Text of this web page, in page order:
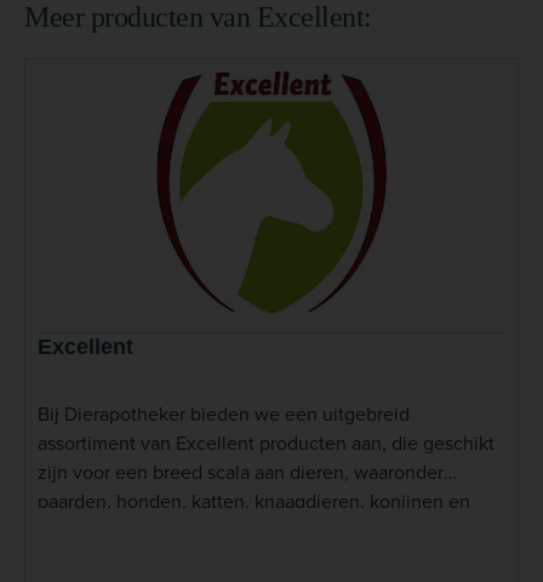
Meer producten van Excellent:
Excellent
Bij Dierapotheker bieden we een uitgebreid
assortiment van Excellent producten aan, die geschikt
zijn voor een breed scala aan dieren, waaronder
paarden, honden, katten, knaagdieren, konijnen en